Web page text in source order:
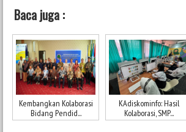
Baca juga :
Kembangkan Kolaborasi
Bidang Pendid...
KAdiskominfo: Hasil
Kolaborasi, SMP...